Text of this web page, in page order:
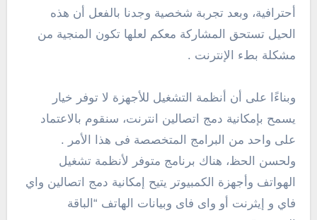
أحترافية، وبعد تجربة شخصية وجدنا بالفعل أن هذه
الحيل تستحق المشاركة معكم لعلها تكون المنجية من
مشكلة بطء الإنترنت .
وبناءًا على أن أنظمة التشغيل للأجهزة لا توفر خيار
يسمح بإمكانية دمج اتصالين انترنت، سنقوم بالاعتماد
على واحد من البرامج المتخصصة فى هذا الأمر .
ولحسن الحظ، هناك برنامج متوفر لأنظمة تشغيل
الهواتف وأجهزة الكمبيوتر يتيح إمكانية دمج اتصالين واي
فاي و إيثرنت أو واى فاى وبيانات الهاتف “الباقة